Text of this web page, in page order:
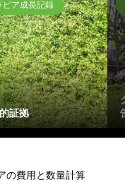
ピア成長記録
証拠
の費用と数量計算